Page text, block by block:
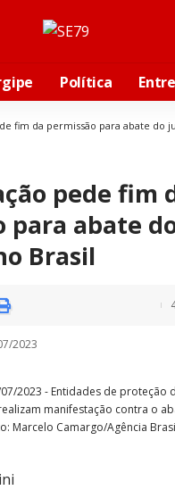
Política
fim da permissão para abate do
pede fim
para abate
Brasil
2023
07/2023 - Entidades de proteção
manifestação contra o
Marcelo Camargo/Agência